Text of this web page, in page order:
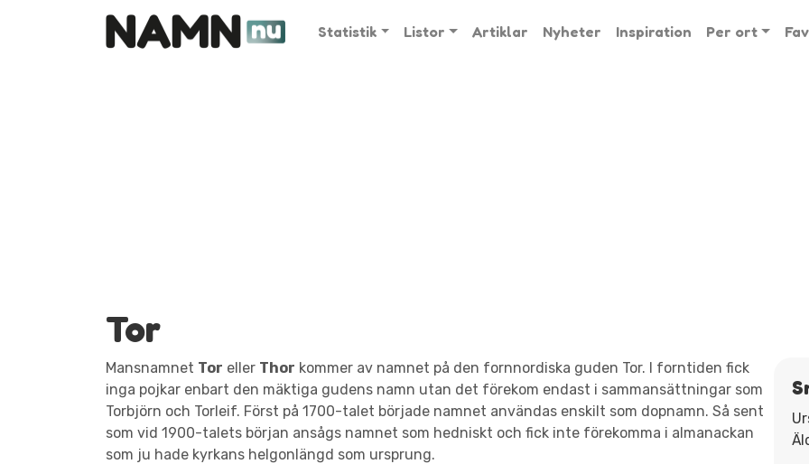
Statistik Listor Artiklar Nyheter Inspiration Per ort
Tor
Mansnamnet Tor eller Thor kommer av namnet på den fornnordiska guden Tor. I forntiden fick
inga pojkar enbart den mäktiga gudens namn utan det förekom endast i sammansättningar som
Torbjörn och Torleif. Först på 1700-talet började namnet användas enskilt som dopnamn. Så sent
som vid 1900-talets början ansågs namnet som hedniskt och fick inte förekomma i almanackan
som ju hade kyrkans helgonlängd som ursprung.